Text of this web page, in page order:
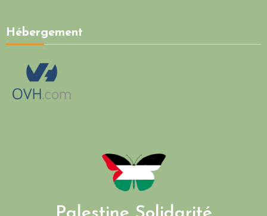
Hébergement